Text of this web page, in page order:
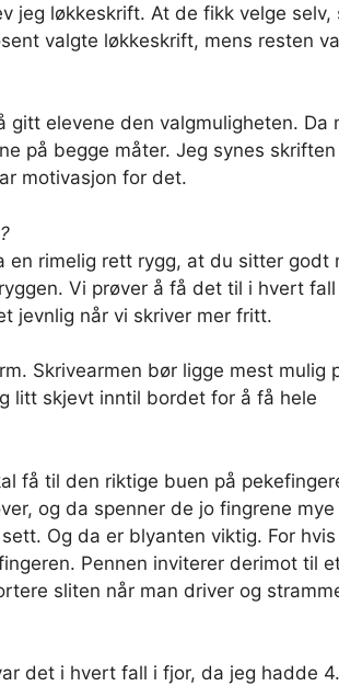
jeg løkkeskrift. At de fikk velge selv,
valgte løkkeskrift, mens resten
elevene den valgmuligheten. Da
på begge måter. Jeg synes
motivasjon for det.
rimelig rett rygg, at du sitter godt
Vi prøver å få det til i hvert fall
jevnlig når vi skriver mer fritt.
Skrivearmen bør ligge mest mulig
litt skjevt inntil bordet for å få hele
få til den riktige buen på
og da spenner de jo fingrene mye
Og da er blyanten viktig. For
Pennen inviterer derimot til
sliten når man driver og
det i hvert fall i fjor, da jeg hadde